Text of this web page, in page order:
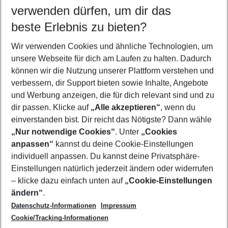
Wähle deinen Reisezeitraum
5-8 Nächte
2 Erwachsene Keine Kinder
Mehr Filter anzeigen
Footer
Footer navigation
Über uns
AGB
Bestpreisgarantie
Cookie-Einstellungen ändern
Cookie-Richtlinie
Agenturbetreuung
Barrierefreies Reisen
Folge uns
verwenden dürfen, um dir das
beste Erlebnis zu bieten?
Wir verwenden Cookies und ähnliche Technologien, um
unsere Webseite für dich am Laufen zu halten. Dadurch
können wir die Nutzung unserer Plattform verstehen und
verbessern, dir Support bieten sowie Inhalte, Angebote
und Werbung anzeigen, die für dich relevant sind und zu
dir passen. Klicke auf „Alle akzeptieren“, wenn du
einverstanden bist. Dir reicht das Nötigste? Dann wähle
„Nur notwendige Cookies“. Unter „Cookies
anpassen“ kannst du deine Cookie-Einstellungen
individuell anpassen. Du kannst deine Privatsphäre-
Einstellungen natürlich jederzeit ändern oder widerrufen
– klicke dazu einfach unten auf „Cookie-Einstellungen
ändern“.
Datenschutz-Informationen
Impressum
Cookie/Tracking-Informationen